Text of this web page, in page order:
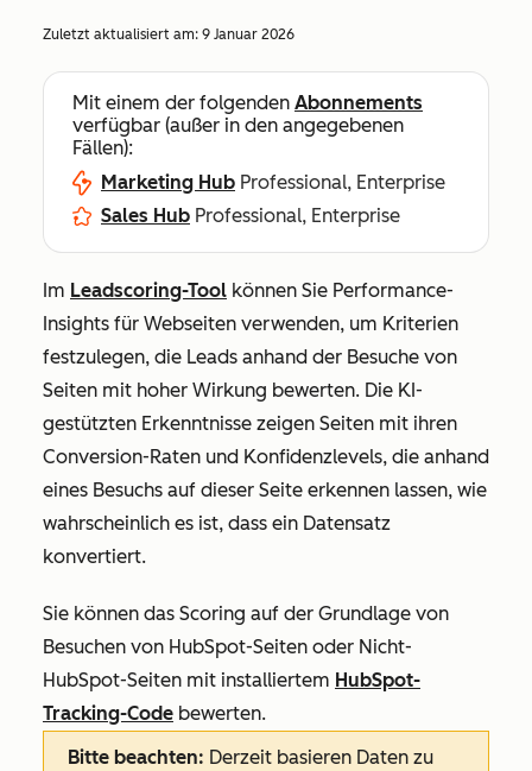
Zuletzt aktualisiert am: 9 Januar 2026
Mit einem der folgenden Abonnements
verfügbar (außer in den angegebenen
Fällen):
Marketing Hub Professional, Enterprise
Sales Hub Professional, Enterprise
Im Leadscoring-Tool können Sie Performance-
Insights für Webseiten verwenden, um Kriterien
festzulegen, die Leads anhand der Besuche von
Seiten mit hoher Wirkung bewerten. Die KI-
gestützten Erkenntnisse zeigen Seiten mit ihren
Conversion-Raten und Konfidenzlevels, die anhand
eines Besuchs auf dieser Seite erkennen lassen, wie
wahrscheinlich es ist, dass ein Datensatz
konvertiert.
Sie können das Scoring auf der Grundlage von
Besuchen von HubSpot-Seiten oder Nicht-
HubSpot-Seiten mit installiertem HubSpot-
Tracking-Code bewerten.
Bitte beachten: Derzeit basieren Daten zu